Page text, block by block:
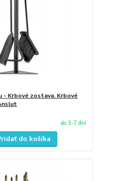
- Krbové zostava. Krbové
do 3-7 dní
do košíka